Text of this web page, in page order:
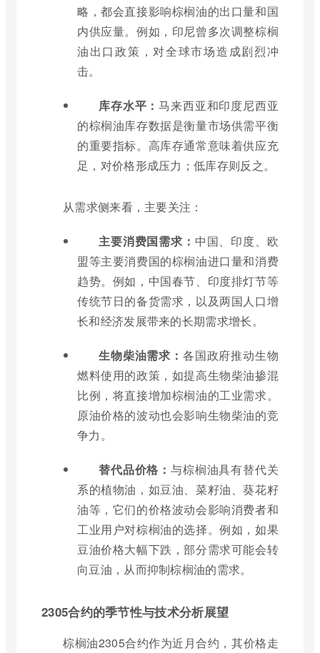
略，都会直接影响棕榈油的出口量和国
内供应量。例如，印尼曾多次调整棕榈
油出口政策，对全球市场造成剧烈冲
击。
库存水平：马来西亚和印度尼西亚
的棕榈油库存数据是衡量市场供需平衡
的重要指标。高库存通常意味着供应充
足，对价格形成压力；低库存则反之。
从需求侧来看，主要关注：
主要消费国需求： 中国、印度、欧
盟等主要消费国的棕榈油进口量和消费
趋势。例如，中国春节、印度排灯节等
传统节日的备货需求，以及两国人口增
长和经济发展带来的长期需求增长。
生物柴油需求： 各国政府推动生物
燃料使用的政策，如提高生物柴油掺混
比例，将直接增加棕榈油的工业需求。
原油价格的波动也会影响生物柴油的竞
争力。
替代品价格：与棕榈油具有替代关
系的植物油，如豆油、菜籽油、葵花籽
油等，它们的价格波动会影响消费者和
工业用户对棕榈油的选择。例如，如果
豆油价格大幅下跌，部分需求可能会转
向豆油，从而抑制棕榈油的需求。
2305合约的季节性与技术分析展望
棕榈油2305合约作为近月合约，其价格走